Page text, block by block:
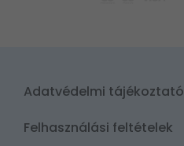
Adatvédelmi tájékoztató
Felhasználási feltételek